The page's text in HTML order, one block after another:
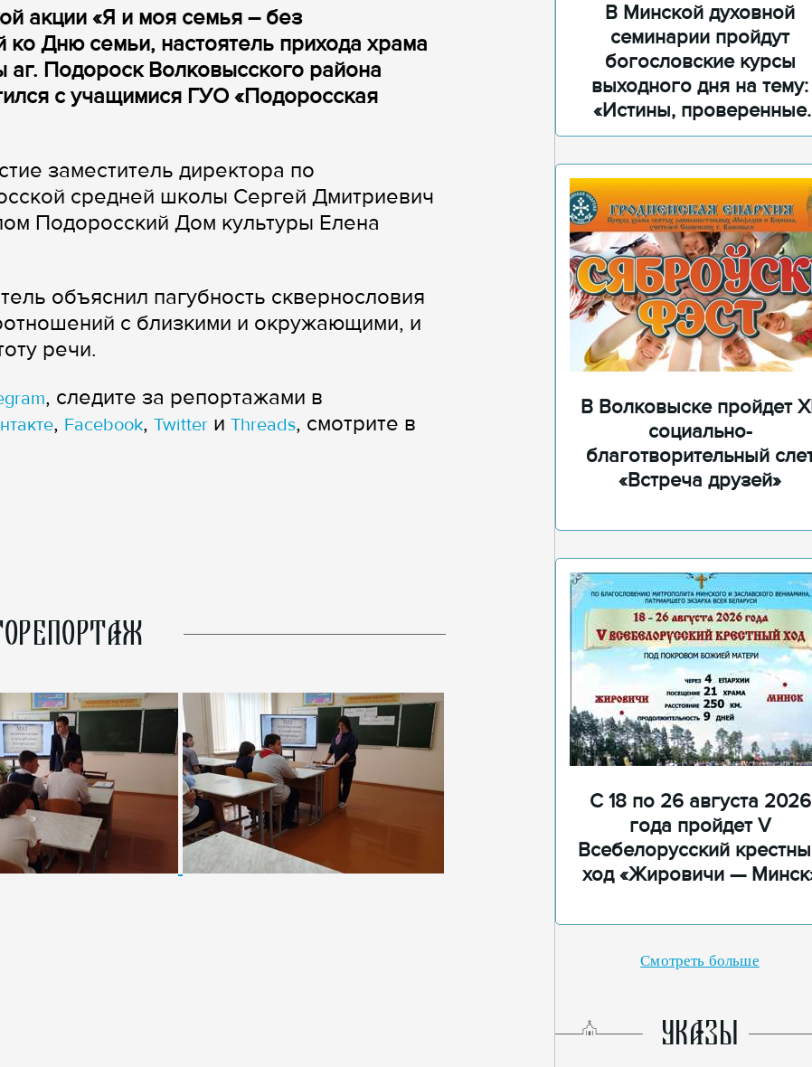
акции «Я и моя семья – без
ко Дню семьи, настоятель прихода храма
Подороск Волковысского района
с учащимися ГУО «Подоросская
заместитель директора по
средней школы Сергей Дмитриевич
Подоросский Дом культуры Елена
объяснил пагубность сквернословия
с близкими и окружающими, и
речи.
, следите за репортажами в
, Facebook, Twitter и Threads, смотрите в
В Минской духовной
семинарии пройдут
богословские курсы
выходного дня на тему:
«Истины, проверенные
временем»
В Волковыске пройдет
социально-
благотворительный
«Встреча друзей»
С 18 по 26 августа 2026
года пройдет V
Всебелорусский
ход «Жировичи —
Смотреть больше
УКАЗЫ